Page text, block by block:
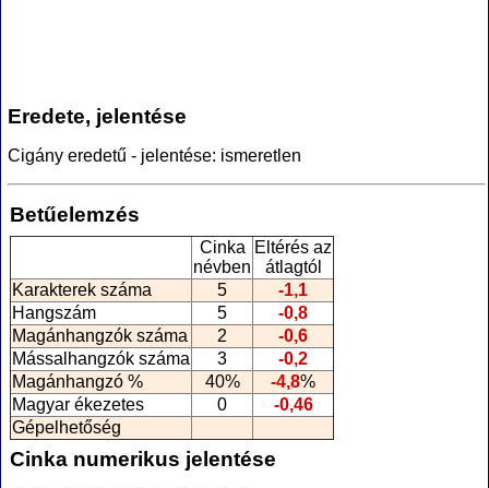
Eredete, jelentése
Cigány eredetű - jelentése: ismeretlen
Betűelemzés
Cinka
névben
Eltérés az
átlagtól
Karakterek száma
5
-1,1
Hangszám
5
-0,8
Magánhangzók száma
2
-0,6
Mássalhangzók száma
3
-0,2
Magánhangzó %
40% -4,8%
Magyar ékezetes
0
-0,46
Gépelhetőség
Cinka numerikus jelentése